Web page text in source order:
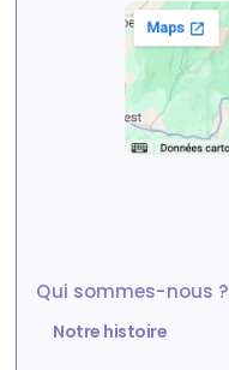
Qui sommes-nous ?
Notre histoire